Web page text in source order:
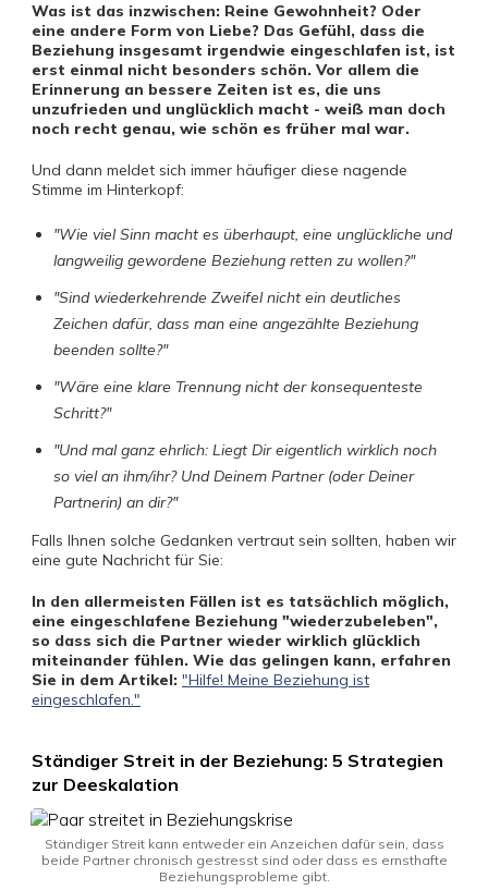
Was ist das inzwischen: Reine Gewohnheit? Oder
eine andere Form von Liebe? Das Gefühl, dass die
Beziehung insgesamt irgendwie eingeschlafen ist, ist
erst einmal nicht besonders schön. Vor allem die
Erinnerung an bessere Zeiten ist es, die uns
unzufrieden und unglücklich macht - weiß man doch
noch recht genau, wie schön es früher mal war.
Und dann meldet sich immer häufiger diese nagende
Stimme im Hinterkopf:
"Wie viel Sinn macht es überhaupt, eine unglückliche und
langweilig gewordene Beziehung retten zu wollen?"
"Sind wiederkehrende Zweifel nicht ein deutliches
Zeichen dafür, dass man eine angezählte Beziehung
beenden sollte?"
"Wäre eine klare Trennung nicht der konsequenteste
Schritt?"
"Und mal ganz ehrlich: Liegt Dir eigentlich wirklich noch
so viel an ihm/ihr? Und Deinem Partner (oder Deiner
Partnerin) an dir?"
Falls Ihnen solche Gedanken vertraut sein sollten, haben wir
eine gute Nachricht für Sie:
In den allermeisten Fällen ist es tatsächlich möglich,
eine eingeschlafene Beziehung "wiederzubeleben",
so dass sich die Partner wieder wirklich glücklich
miteinander fühlen. Wie das gelingen kann, erfahren
Sie in dem Artikel: "Hilfe! Meine Beziehung ist
eingeschlafen."
Ständiger Streit in der Beziehung: 5 Strategien
zur Deeskalation
Ständiger Streit kann entweder ein Anzeichen dafür sein, dass
beide Partner chronisch gestresst sind oder dass es ernsthafte
Beziehungsprobleme gibt.